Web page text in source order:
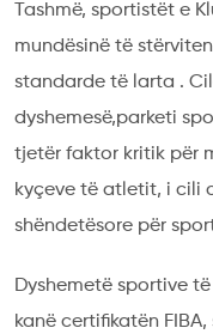
Tashmë, sportistët e
mundësinë të
standarde të larta .
dyshemesë,parketi
tjetër faktor kritik për
kyçeve të atletit, i cili
shëndetësore për
Dyshemetë sportive
kanë certifikatën